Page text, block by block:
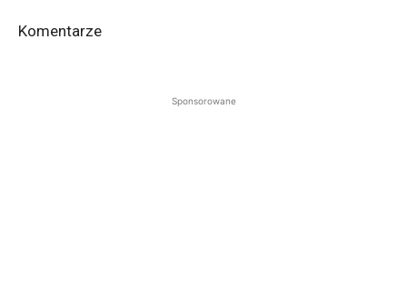
Komentarze
Sponsorowane